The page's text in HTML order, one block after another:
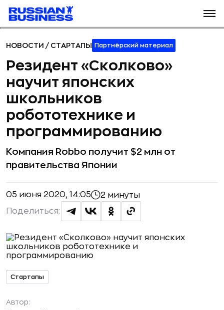
НОВОСТИ / СТАРТАПЫ Партнёрский материал
Резидент «Сколково»
научит японских
школьников
робототехнике и
программированию
Компания Robbo получит $2 млн от
правительства Японии
05 июня 2020, 14:05 2 минуты
Поделиться:
Стартапы
Автор: